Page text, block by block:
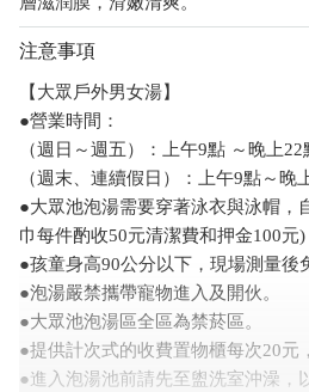
注意事項
【大眾戶外男女湯】
●營業時間：
（週日～週五）：上午9點 ～晚上22
（週末、連續假日）：上午9點～晚
●大眾池泡湯需要穿著泳衣與泳帽，
巾每件酌收50元清潔費和押金100元)
●孩童身高90公分以下，現場測量後
●泡湯嚴禁攜帶寵物進入及開伙。
●大眾池泡湯區全區為禁菸區。
●提供計次式的收費置物櫃每次20元
●進入泡湯池前請先至盥洗室沖澡，